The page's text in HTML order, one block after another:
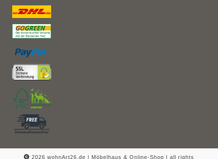
2026 wohnArt26.de | Möbelhaus & Online-Shop | all rights